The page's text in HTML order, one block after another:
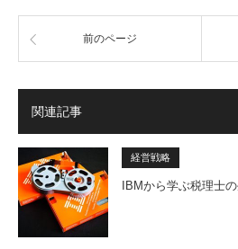
前のページ
関連記事
経営戦略
IBMから学ぶ税理士